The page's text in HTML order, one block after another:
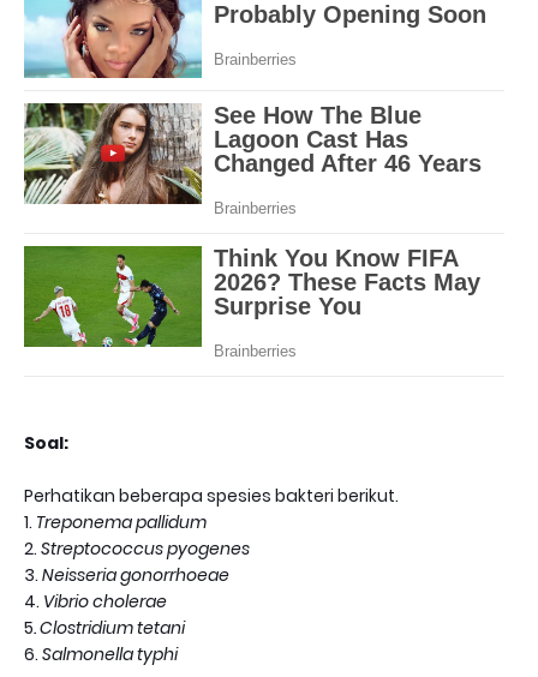
Soal:
Perhatikan beberapa spesies bakteri berikut.
1. Treponema pallidum
2. Streptococcus pyogenes
3. Neisseria gonorrhoeae
4. Vibrio cholerae
5. Clostridium tetani
6. Salmonella typhi